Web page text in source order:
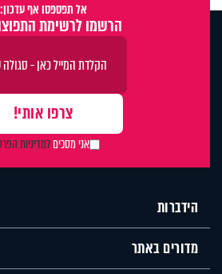
אל תפספסו אף עדכון:
הרשמו לרשימת
אני מסכיםלמדיניות
הידברות
מדורים באתר